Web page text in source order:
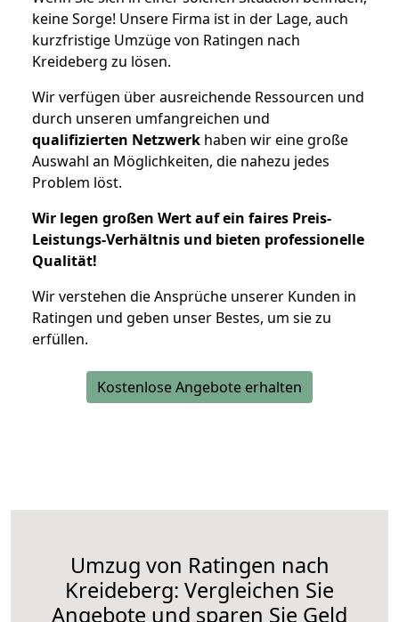
keine Sorge! Unsere Firma ist in der Lage, auch
kurzfristige Umzüge von Ratingen nach
Kreideberg zu lösen.
Wir verfügen über ausreichende Ressourcen und
durch unseren umfangreichen und
qualifizierten Netzwerk haben wir eine große
Auswahl an Möglichkeiten, die nahezu jedes
Problem löst.
Wir legen großen Wert auf ein faires Preis-
Leistungs-Verhältnis und bieten professionelle
Qualität!
Wir verstehen die Ansprüche unserer Kunden in
Ratingen und geben unser Bestes, um sie zu
erfüllen.
Kostenlose Angebote erhalten
Umzug von Ratingen nach
Kreideberg: Vergleichen Sie
Angebote und sparen Sie Geld